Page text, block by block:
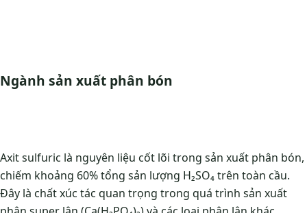
Ngành sản xuất phân bón
Axit sulfuric là nguyên liệu cốt lõi trong sản xuất phân bón,
chiếm khoảng 60% tổng sản lượng H₂SO₄ trên toàn cầu.
Đây là chất xúc tác quan trọng trong quá trình sản xuất